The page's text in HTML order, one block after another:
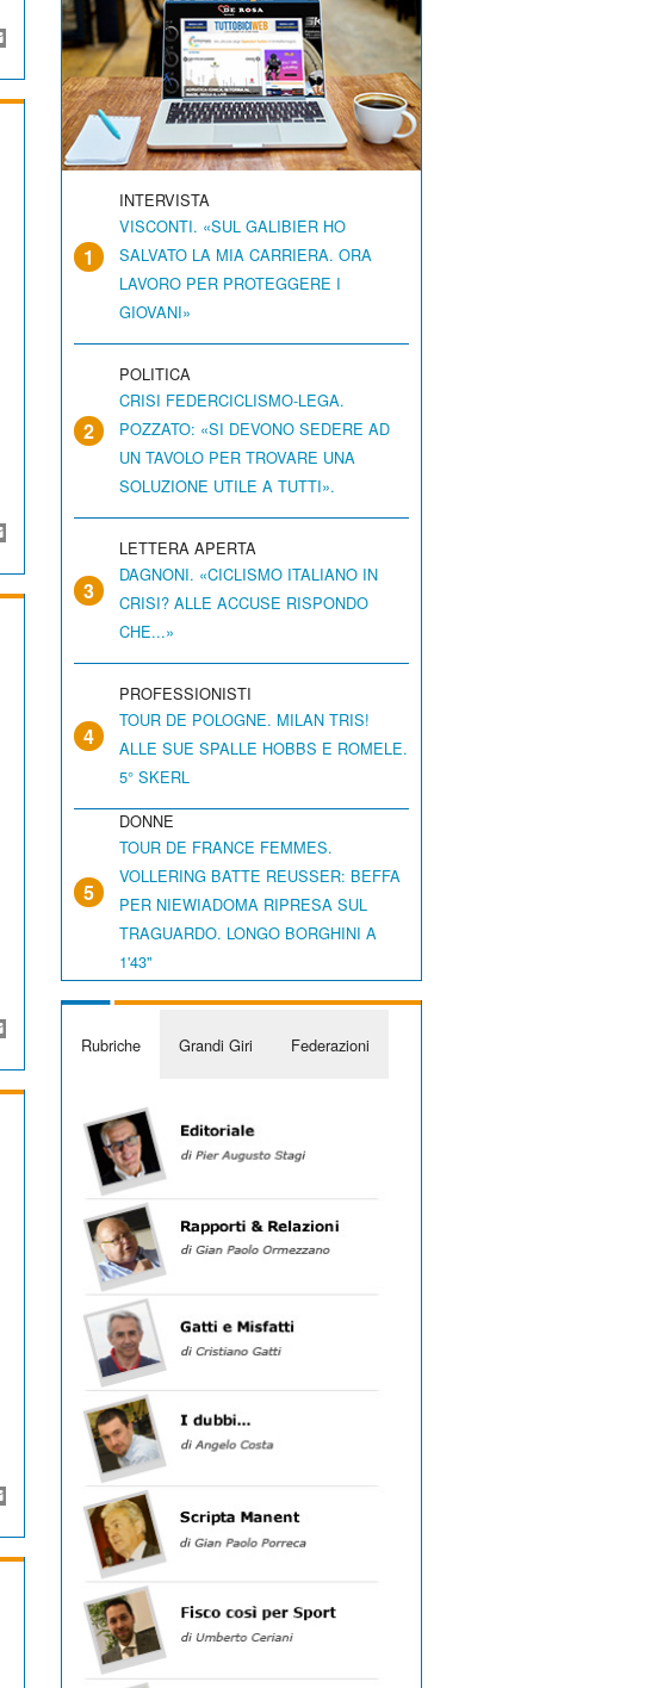
1
INTERVISTA
VISCONTI. «SUL GALIBIER HO
SALVATO LA MIA CARRIERA. ORA
LAVORO PER PROTEGGERE I
GIOVANI»
2
POLITICA
CRISI FEDERCICLISMO-LEGA.
POZZATO: «SI DEVONO SEDERE AD
UN TAVOLO PER TROVARE UNA
SOLUZIONE UTILE A TUTTI».
3
LETTERA APERTA
DAGNONI. «CICLISMO ITALIANO IN
CRISI? ALLE ACCUSE RISPONDO
CHE...»
4
PROFESSIONISTI
TOUR DE POLOGNE. MILAN TRIS!
ALLE SUE SPALLE HOBBS E ROMELE.
5° SKERL
5
DONNE
TOUR DE FRANCE FEMMES.
VOLLERING BATTE REUSSER: BEFFA
PER NIEWIADOMA RIPRESA SUL
TRAGUARDO. LONGO BORGHINI A
1'43"
Rubriche Grandi Giri Federazioni